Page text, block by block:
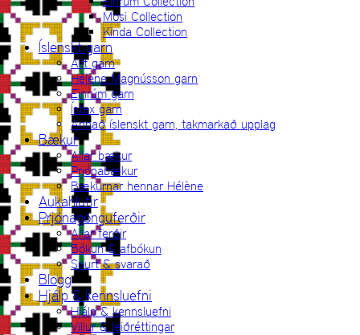
Mosi Collection
Kinda Collection
Íslenskt garn
Allt garn
Hélène Magnússon garn
Einrúm garn
Ístex garn
Annað íslenskt garn, takmarkað upplag
Bækur
Allar bækur
Prjónabækur
Bækurnar hennar Hélène
Aukahlutir
Prjónagönguferðir
Allar ferðir
Bókun & afbókun
Spurt & svarað
Blogg
Hjálp & kennsluefni
Hjálp & kennsluefni
Villur & leiðréttingar